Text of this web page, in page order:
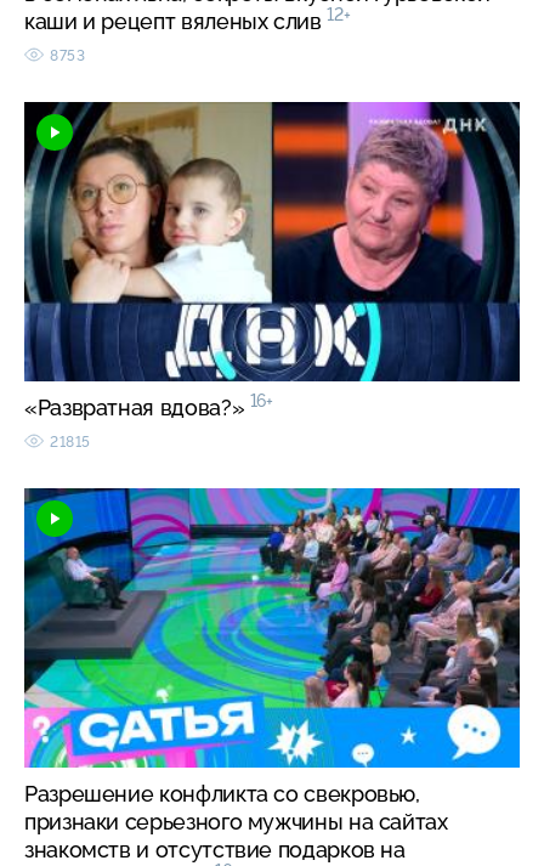
каши и рецепт вяленых слив 12+
8753
«Развратная вдова?» 16+
21815
Разрешение конфликта со свекровью,
признаки серьезного мужчины на сайтах
знакомств и отсутствие подарков на